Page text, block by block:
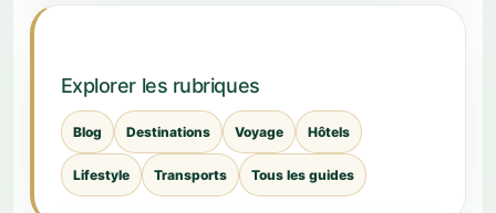
Explorer les rubriques
Blog Destinations Voyage Hôtels
Lifestyle Transports Tous les guides